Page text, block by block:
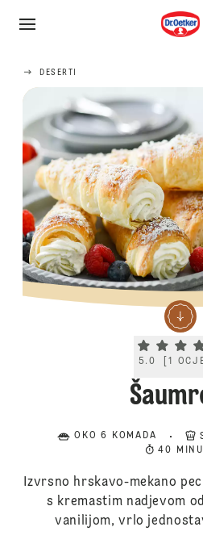
DESERTI
5.0 1
OKO 6 KOMADA
40
Izvrsno hrskavo-mekano
s kremastim nadjevom
vanilijom, vrlo